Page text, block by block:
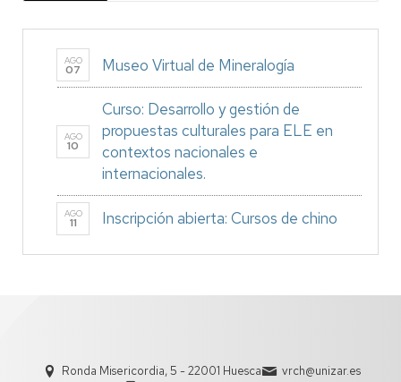
AGO
07 Museo Virtual de Mineralogía
AGO
10
Curso: Desarrollo y gestión de
propuestas culturales para ELE en
contextos nacionales e
internacionales.
AGO
11 Inscripción abierta: Cursos de chino
Ronda Misericordia, 5 - 22001 Huesca
vrch@unizar.es